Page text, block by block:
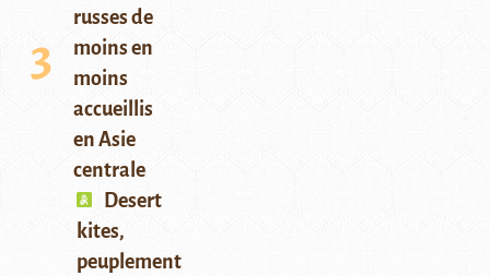
russes de
moins en
moins
accueillis
en Asie
centrale
Desert
kites,
peuplement